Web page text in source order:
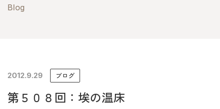
イチケンの家づくり
モデルハウス
Blog
2012.9.29 ブログ
第５０８回：埃の温床